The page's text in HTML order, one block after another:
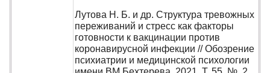
Лутова Н. Б. и др. Структура тревожных
переживаний и стресс как факторы
готовности к вакцинации против
коронавирусной инфекции // Обозрение
психиатрии и медицинской психологии